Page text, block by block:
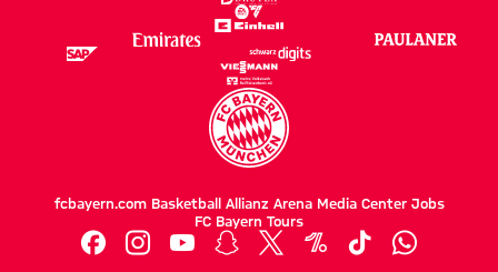
fcbayern.com Basketball Allianz Arena Media Center Jobs
FC Bayern Tours